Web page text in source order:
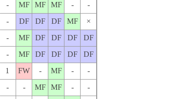
- MF MF MF -
-
- DF DF DF MF
×
- MF DF DF DF
DF
- MF DF DF DF
DF
1 FW - MF -
-
- - MF MF -
-